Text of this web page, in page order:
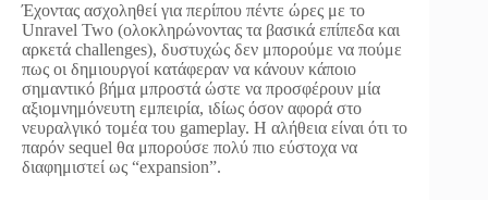
Έχοντας ασχοληθεί για περίπου πέντε ώρες με το
Unravel Two (ολοκληρώνοντας τα βασικά επίπεδα και
αρκετά challenges), δυστυχώς δεν μπορούμε να πούμε
πως οι δημιουργοί κατάφεραν να κάνουν κάποιο
σημαντικό βήμα μπροστά ώστε να προσφέρουν μία
αξιομνημόνευτη εμπειρία, ιδίως όσον αφορά στο
νευραλγικό τομέα του gameplay. Η αλήθεια είναι ότι το
παρόν sequel θα μπορούσε πολύ πιο εύστοχα να
διαφημιστεί ως “expansion”.